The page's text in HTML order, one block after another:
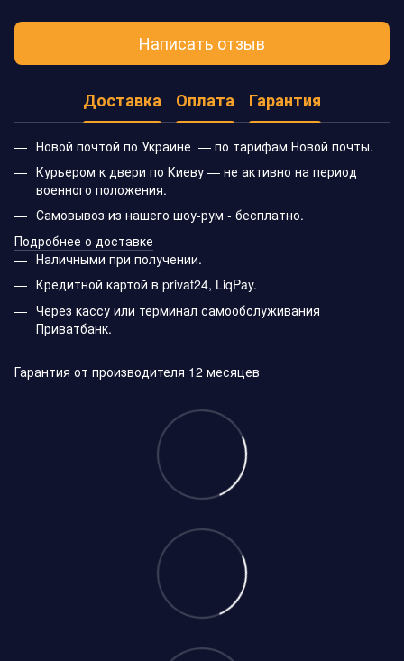
Написать отзыв
Доставка Оплата Гарантия
Новой почтой по Украине — по тарифам Новой почты.
Курьером к двери по Киеву — не активно на период
военного положения.
Самовывоз из нашего шоу-рум - бесплатно.
Подробнее о доставке
Наличными при получении.
Кредитной картой в privat24, LiqPay.
Через кассу или терминал самообслуживания
Приватбанк.
Гарантия от производителя 12 месяцев